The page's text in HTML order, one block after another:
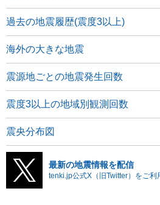
過去の地震履歴(震度3以上)
海外の大きな地震
震源地ごとの地震発生回数
震度3以上の地域別観測回数
震央分布図
最新の地震情報を配信
tenki.jp公式X（旧Twitter）をご利